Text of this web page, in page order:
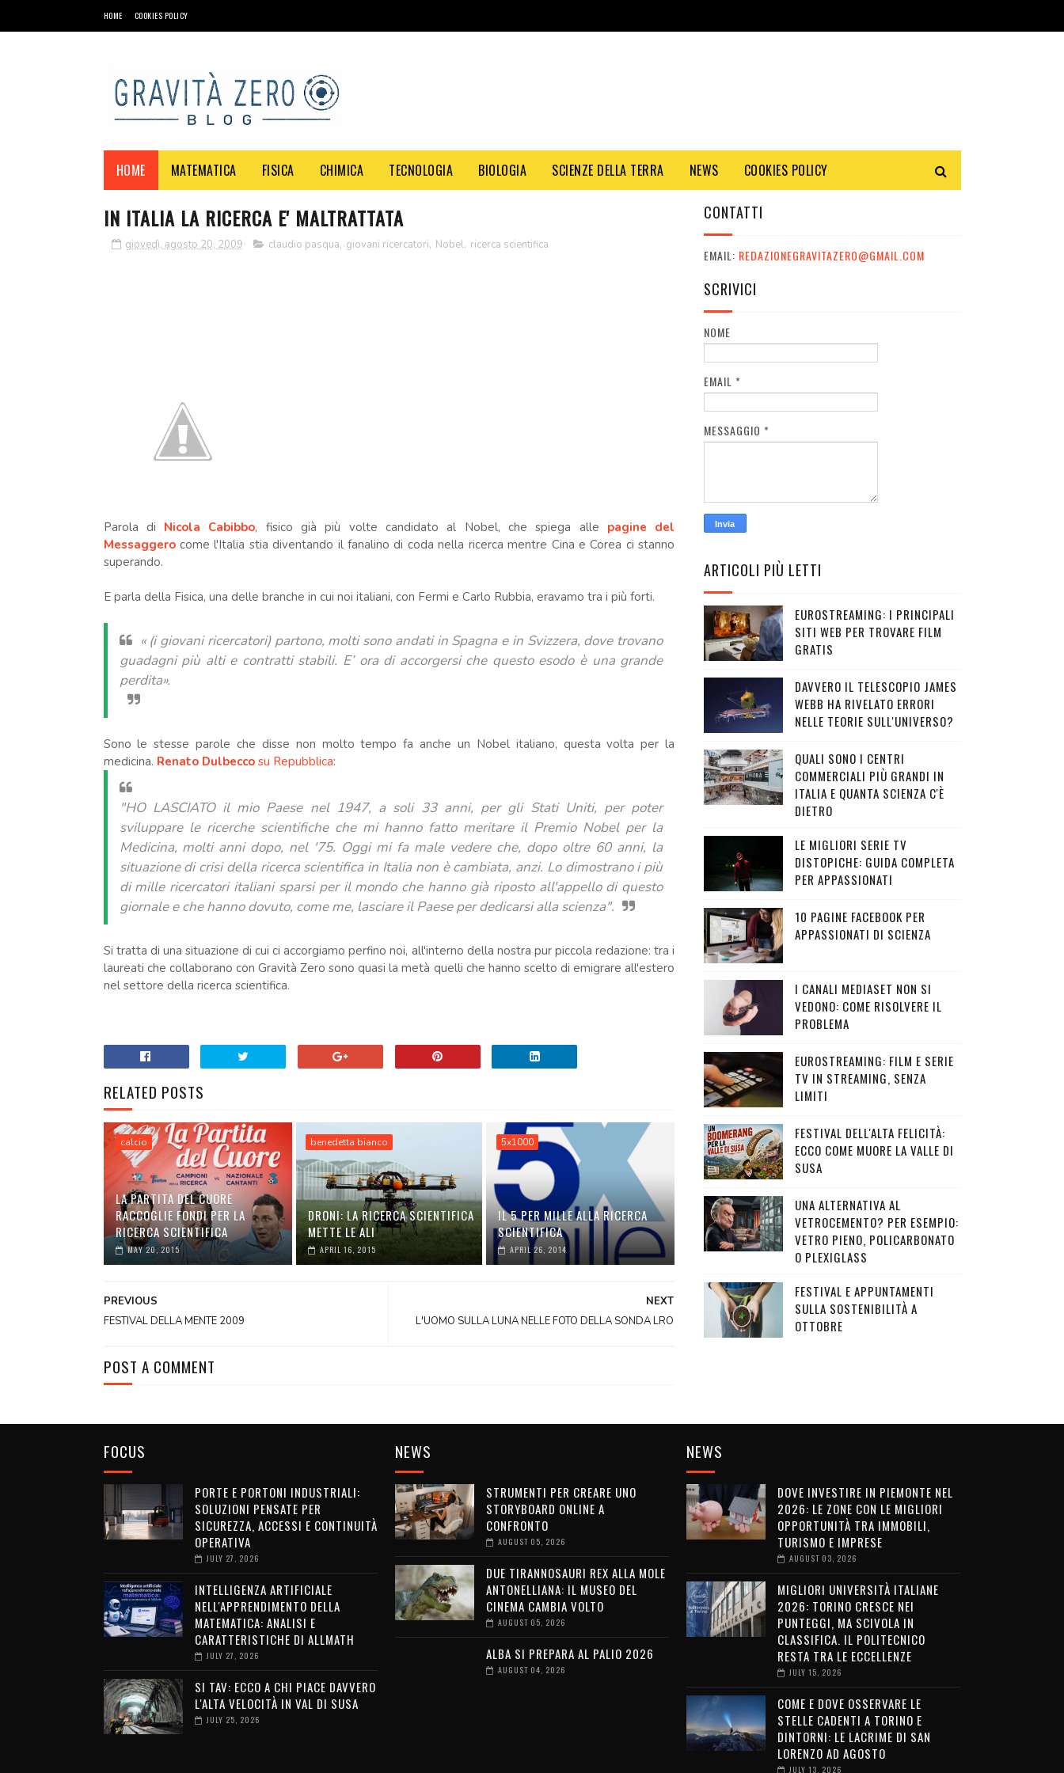
HOME COOKIES POLICY
HOME MATEMATICA FISICA CHIMICA TECNOLOGIA BIOLOGIA SCIENZE DELLA TERRA NEWS COOKIES POLICY
IN ITALIA LA RICERCA E' MALTRATTATA
giovedì, agosto 20, 2009 claudio pasqua, giovani ricercatori, Nobel, ricerca scientifica
Parola di Nicola Cabibbo, fisico già più volte candidato al Nobel, che spiega alle pagine del
Messaggerocome l'Italia stia diventando il fanalino di coda nella ricerca mentre Cina e Corea ci stanno
superando.
E parla della Fisica, una delle branche in cui noi italiani, con Fermi e Carlo Rubbia, eravamo tra i più forti.
« (i giovani ricercatori) partono, molti sono andati in Spagna e in Svizzera, dove trovano
guadagni più alti e contratti stabili. E’ ora di accorgersi che questo esodo è una grande
perdita».
Sono le stesse parole che disse non molto tempo fa anche un Nobel italiano, questa volta per la
medicina. Renato Dulbecco su Repubblica:
"HO LASCIATO il mio Paese nel 1947, a soli 33 anni, per gli Stati Uniti, per poter
sviluppare le ricerche scientifiche che mi hanno fatto meritare il Premio Nobel per la
Medicina, molti anni dopo, nel '75. Oggi mi fa male vedere che, dopo oltre 60 anni, la
situazione di crisi della ricerca scientifica in Italia non è cambiata, anzi. Lo dimostrano i più
di mille ricercatori italiani sparsi per il mondo che hanno già riposto all'appello di questo
giornale e che hanno dovuto, come me, lasciare il Paese per dedicarsi alla scienza".
Si tratta di una situazione di cui ci accorgiamo perfino noi, all'interno della nostra pur piccola redazione: tra i
laureati che collaborano con Gravità Zero sono quasi la metà quelli che hanno scelto di emigrare all'estero
nel settore della ricerca scientifica.
RELATED POSTS
calcio
LA PARTITA DEL CUORE
RACCOGLIE FONDI PER LA
RICERCA SCIENTIFICA
MAY 20, 2015
benedetta bianco
DRONI: LA RICERCA SCIENTIFICA
METTE LE ALI
APRIL 16, 2015
5x1000
IL 5 PER MILLE ALLA RICERCA
SCIENTIFICA
APRIL 26, 2014
NEXT
L'UOMO SULLA LUNA NELLE FOTO DELLA SONDA LRO
PREVIOUS
FESTIVAL DELLA MENTE 2009
POST A COMMENT
CONTATTI
EMAIL: REDAZIONEGRAVITAZERO@GMAIL.COM
SCRIVICI
NOME
EMAIL *
MESSAGGIO *
ARTICOLI PIÙ LETTI
EUROSTREAMING: I PRINCIPALI
SITI WEB PER TROVARE FILM
GRATIS
DAVVERO IL TELESCOPIO JAMES
WEBB HA RIVELATO ERRORI
NELLE TEORIE SULL'UNIVERSO?
QUALI SONO I CENTRI
COMMERCIALI PIÙ GRANDI IN
ITALIA E QUANTA SCIENZA C'È
DIETRO
LE MIGLIORI SERIE TV
DISTOPICHE: GUIDA COMPLETA
PER APPASSIONATI
10 PAGINE FACEBOOK PER
APPASSIONATI DI SCIENZA
I CANALI MEDIASET NON SI
VEDONO: COME RISOLVERE IL
PROBLEMA
EUROSTREAMING: FILM E SERIE
TV IN STREAMING, SENZA
LIMITI
FESTIVAL DELL'ALTA FELICITÀ:
ECCO COME MUORE LA VALLE DI
SUSA
UNA ALTERNATIVA AL
VETROCEMENTO? PER ESEMPIO:
VETRO PIENO, POLICARBONATO
O PLEXIGLASS
FESTIVAL E APPUNTAMENTI
SULLA SOSTENIBILITÀ A
OTTOBRE
FOCUS
PORTE E PORTONI INDUSTRIALI:
SOLUZIONI PENSATE PER
SICUREZZA, ACCESSI E CONTINUITÀ
OPERATIVA
JULY 27, 2026
INTELLIGENZA ARTIFICIALE
NELL'APPRENDIMENTO DELLA
MATEMATICA: ANALISI E
CARATTERISTICHE DI ALLMATH
JULY 27, 2026
SI TAV: ECCO A CHI PIACE DAVVERO
L'ALTA VELOCITÀ IN VAL DI SUSA
JULY 25, 2026
NEWS
STRUMENTI PER CREARE UNO
STORYBOARD ONLINE A
CONFRONTO
AUGUST 05, 2026
DUE TIRANNOSAURI REX ALLA MOLE
ANTONELLIANA: IL MUSEO DEL
CINEMA CAMBIA VOLTO
AUGUST 05, 2026
ALBA SI PREPARA AL PALIO 2026
AUGUST 04, 2026
NEWS
DOVE INVESTIRE IN PIEMONTE NEL
2026: LE ZONE CON LE MIGLIORI
OPPORTUNITÀ TRA IMMOBILI,
TURISMO E IMPRESE
AUGUST 03, 2026
MIGLIORI UNIVERSITÀ ITALIANE
2026: TORINO CRESCE NEI
PUNTEGGI, MA SCIVOLA IN
CLASSIFICA. IL POLITECNICO
RESTA TRA LE ECCELLENZE
JULY 15, 2026
COME E DOVE OSSERVARE LE
STELLE CADENTI A TORINO E
DINTORNI: LE LACRIME DI SAN
LORENZO AD AGOSTO
JULY 13, 2026